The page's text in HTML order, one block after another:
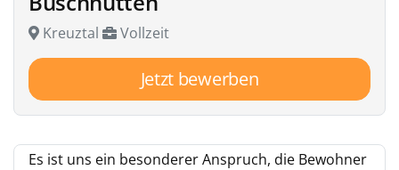
Kreuztal Vollzeit
Jetzt bewerben
Es ist uns ein besonderer Anspruch, die Bewohner